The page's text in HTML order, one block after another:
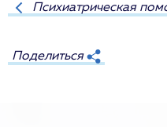
Психиатрическая
Поделиться